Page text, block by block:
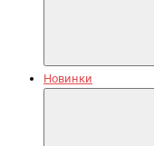
Новинки